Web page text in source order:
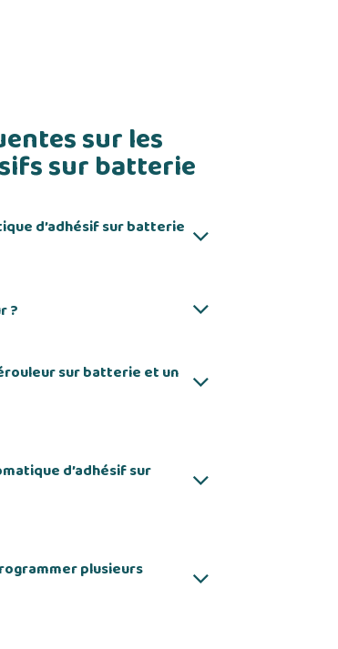
sur les
sur batterie
d’adhésif sur batterie
?
sur batterie et un
d’adhésif sur
plusieurs